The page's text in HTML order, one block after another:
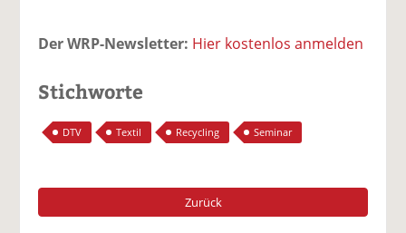
Der WRP-Newsletter: Hier kostenlos anmelden
Stichworte
DTV Textil Recycling Seminar
Zurück